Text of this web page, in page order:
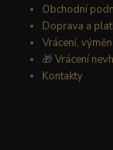
Obchodní
Doprava a
Vrácení,
🎁Vrácení
Kontakty